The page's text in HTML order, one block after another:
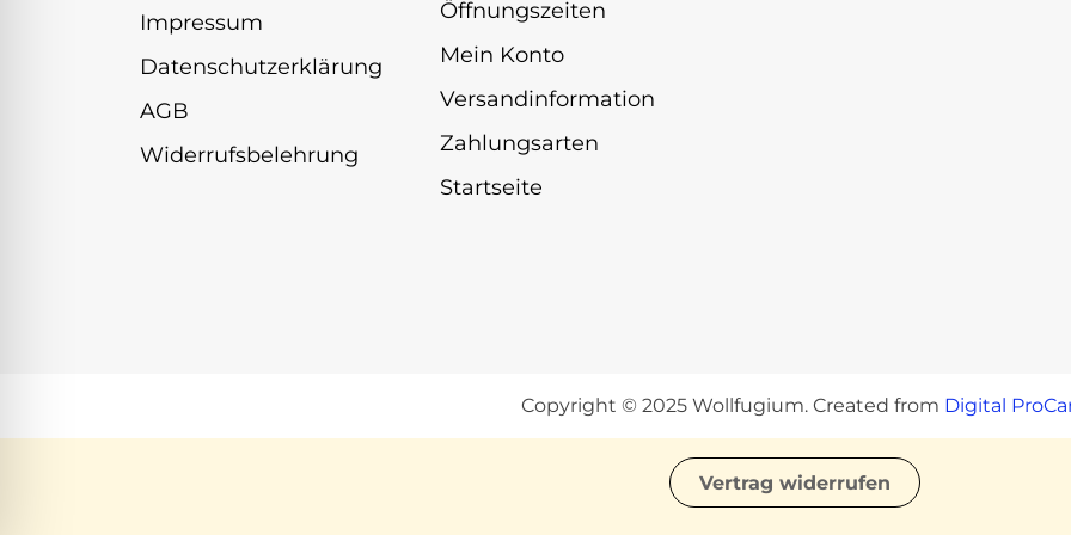
Impressum
Datenschutzerklärung
AGB
Widerrufsbelehrung
Öffnungszeiten
Mein Konto
Versandinformation
Zahlungsarten
Startseite
Copyright © 2025 Wollfugium. Created from Digital
Vertrag widerrufen